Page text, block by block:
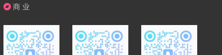
商 业